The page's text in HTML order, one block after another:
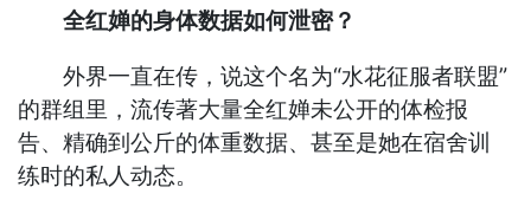
全红婵的身体数据如何泄密？
外界一直在传，说这个名为“水花征服者联盟”
的群组里，流传著大量全红婵未公开的体检报
告、精确到公斤的体重数据、甚至是她在宿舍训
练时的私人动态。